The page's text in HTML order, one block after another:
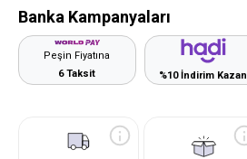
Banka Kampanyaları
Peşin Fiyatına
6 Taksit
%10 İndirim Kazan